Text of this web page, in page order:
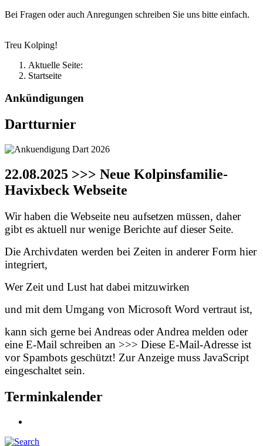
Bei Fragen oder auch Anregungen schreiben Sie uns bitte einfach.
Treu Kolping!
Aktuelle Seite:
Startseite
Ankündigungen
Dartturnier
22.08.2025 >>> Neue Kolpinsfamilie-
Havixbeck Webseite
Wir haben die Webseite neu aufsetzen müssen, daher
gibt es aktuell nur wenige Berichte auf dieser Seite.
Die Archivdaten werden bei Zeiten in anderer Form hier
integriert,
Wer Zeit und Lust hat dabei mitzuwirken
und mit dem Umgang von Microsoft Word vertraut ist,
kann sich gerne bei Andreas oder Andrea melden oder
eine E-Mail schreiben an >>> Diese E-Mail-Adresse ist
vor Spambots geschützt! Zur Anzeige muss JavaScript
eingeschaltet sein.
Terminkalender